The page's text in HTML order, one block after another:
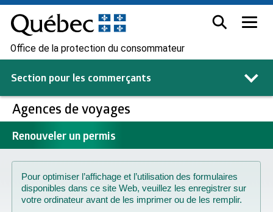
Office de la protection du consommateur
Section pour les commerçants
Agences de voyages
Renouveler un permis
Pour optimiser l’affichage et l’utilisation des formulaires
disponibles dans ce site Web, veuillez les enregistrer sur
votre ordinateur avant de les imprimer ou de les remplir.